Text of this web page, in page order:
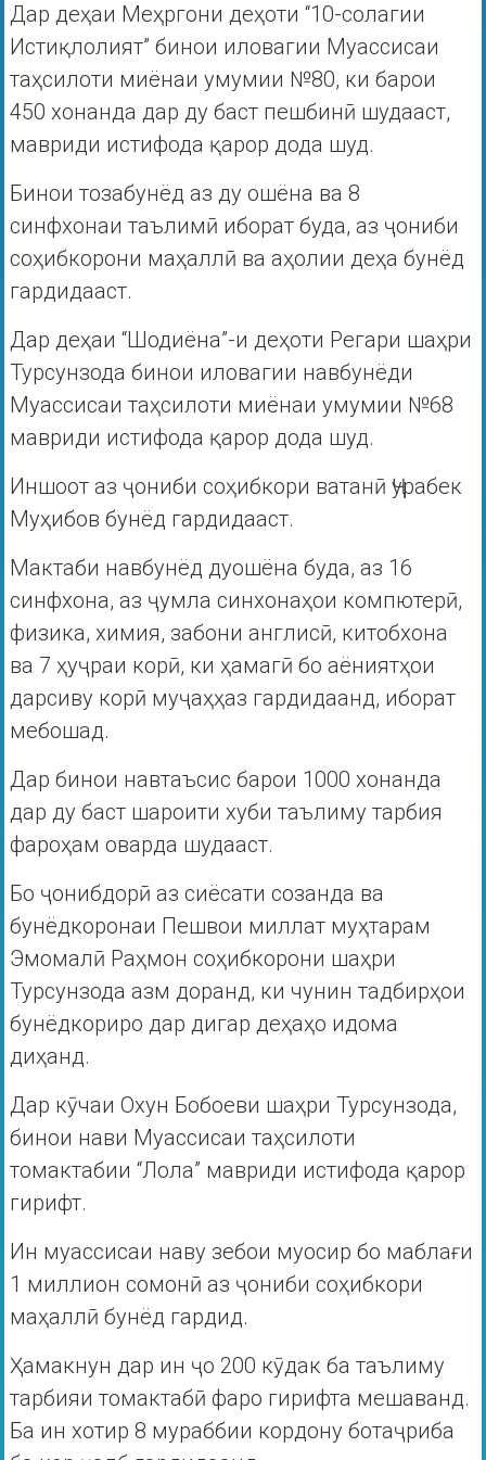
Дар деҳаи Меҳргони деҳоти “10-солагии
Истиқлолият” бинои иловагии Муассисаи
таҳсилоти миёнаи умумии №80, ки барои
450 хонанда дар ду баст пешбинӣ шудааст,
мавриди истифода қарор дода шуд.
Бинои тозабунёд аз ду ошёна ва 8
синфхонаи таълимӣ иборат буда, аз ҷониби
соҳибкорони маҳаллӣ ва аҳолии деҳа бунёд
гардидааст.
Дар деҳаи “Шодиёна”-и деҳоти Регари шаҳри
Турсунзода бинои иловагии навбунёди
Муассисаи таҳсилоти миёнаи умумии №68
мавриди истифода қарор дода шуд.
Иншоот аз ҷониби соҳибкори ватанӣ Ҷурабек
Муҳибов бунёд гардидааст.
Мактаби навбунёд дуошёна буда, аз 16
синфхона, аз ҷумла синхонаҳои компютерӣ,
физика, химия, забони англисӣ, китобхона
ва 7 ҳуҷраи корӣ, ки ҳамагӣ бо аёниятҳои
дарсиву корӣ муҷаҳҳаз гардидаанд, иборат
мебошад.
Дар бинои навтаъсис барои 1000 хонанда
дар ду баст шароити хуби таълиму тарбия
фароҳам оварда шудааст.
Бо ҷонибдорӣ аз сиёсати созанда ва
бунёдкоронаи Пешвои миллат муҳтарам
Эмомалӣ Раҳмон соҳибкорони шаҳри
Турсунзода азм доранд, ки чунин тадбирҳои
бунёдкориро дар дигар деҳаҳо идома
диҳанд.
Дар кӯчаи Охун Бобоеви шаҳри Турсунзода,
бинои нави Муассисаи таҳсилоти
томактабии “Лола” мавриди истифода қарор
гирифт.
Ин муассисаи наву зебои муосир бо маблағи
1 миллион сомонӣ аз ҷониби соҳибкори
маҳаллӣ бунёд гардид.
Ҳамакнун дар ин ҷо 200 кӯдак ба таълиму
тарбияи томактабӣ фаро гирифта мешаванд.
Ба ин хотир 8 мураббии кордону ботаҷриба